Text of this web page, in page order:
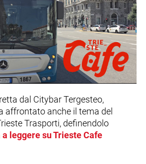
dal Citybar Tergesteo,
affrontato anche il tema del
Trasporti, definendolo
leggere su Trieste Cafe